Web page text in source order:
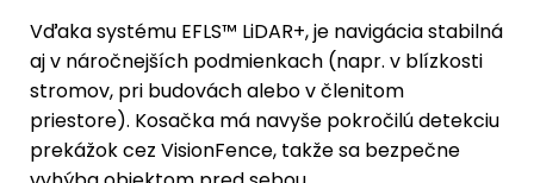
Vďaka systému EFLS™ LiDAR+, je navigácia stabilná
aj v náročnejších podmienkach (napr. v blízkosti
stromov, pri budovách alebo v členitom
priestore). Kosačka má navyše pokročilú detekciu
prekážok cez VisionFence, takže sa bezpečne